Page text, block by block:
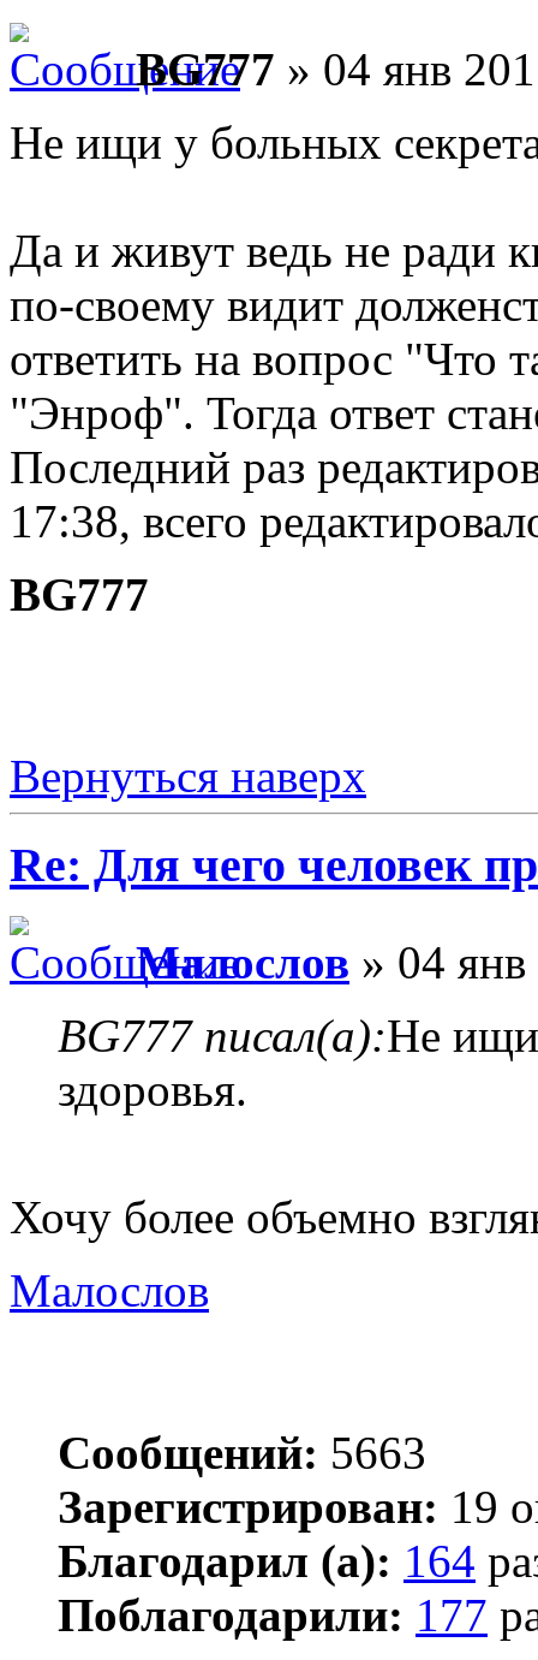
BG777 » 04 янв
Не ищи у больных
Да и живут ведь не
по-своему видит
ответить на вопрос "Что
"Энроф". Тогда ответ
Последний раз
17:38, всего
BG777
Вернуться наверх
Re: Для чего человек
Малослов » 04
BG777 писал(а):Не ищи
здоровья.
Хочу более объемно
Малослов
Сообщений: 5663
Зарегистрирован: 19
Благодарил (а): 164
Поблагодарили: 177